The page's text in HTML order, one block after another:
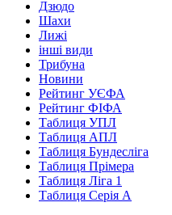
Дзюдо
Шахи
Лижі
інші види
Трибуна
Новини
Рейтинг УЄФА
Рейтинг ФІФА
Таблиця УПЛ
Таблиця АПЛ
Таблиця Бундесліга
Таблиця Прімера
Таблиця Ліга 1
Таблиця Серія А